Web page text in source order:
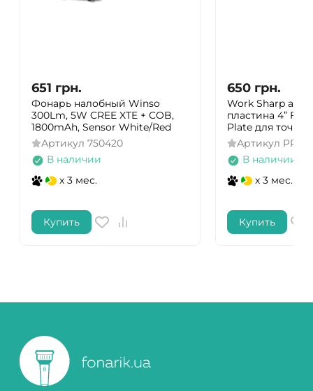
651 грн.
Фонарь налобный Winso
300Lm, 5W CREE XTE + COB,
1800mAh, Sensor White/Red
Артикул 750420
В наличии
x 3 мес.
Купить
650 грн.
Work Sharp
пластина 4”
Plate для
Артикул
В наличии
x 3 мес.
Купить